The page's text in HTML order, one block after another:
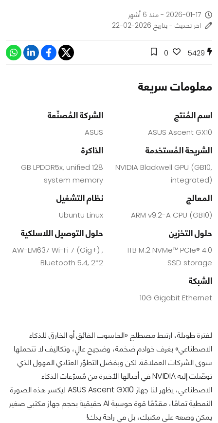
2026-01-17 - منذ 6 أشهر
اخر تحديث - بتاريخ 2026-02-22
5429
0
معلومات سريعة
اسم المُنتج
ASUS Ascent GX10
الشركة المُصنّعة
ASUS
الشريحة المُستخدمة
NVIDIA Blackwell GPU (GB10,
integrated)
الذاكرة
128 GB LPDDR5x, unified
system memory
المعالج
ARM v9.2-A CPU (GB10)
نظام التشغيل
Ubuntu Linux
حلول التخزين
1TB M.2 NVMe™ PCIe® 4.0
SSD storage
حلول التوصيل اللاسلكية
AW-EM637 Wi-Fi 7 (Gig+) ,
Bluetooth 5.4, 2*2
الشبكة
10G Gigabit Ethernet
لفترة طويلة، ارتبط مصطلح «الحاسوب الفائق أو الخارق للذكاء
الاصطناعي» بغرف خوادم ضخمة، وضجيج عالٍ، وتكاليف لا تتحملها
سوى الشركات العملاقة. لكن وبفضل التطوّر العتادي المهول الذي
توصّلت إليه NVIDIA في أجيالها الأخيرة من مُسرّعات الذكاء
الاصطناعي، يظهر لنا جهاز ASUS Ascent GX10 ليكسر هذه الصورة
النمطية تمامًا، مقدّمًا قوة حوسبة AI حقيقية بحجم جهاز مكتبي صغير
يمكن وضعه على مكتبك، بل في راحة يدك!